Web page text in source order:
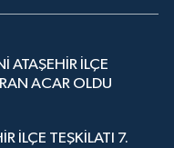
ATAŞEHİR İLÇE
ACAR OLDU
İLÇE TEŞKİLATI 7.